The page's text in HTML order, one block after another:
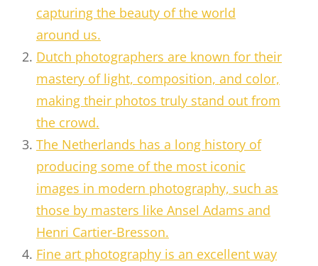
capturing the beauty of the world
around us.
Dutch photographers are known for their
mastery of light, composition, and color,
making their photos truly stand out from
the crowd.
The Netherlands has a long history of
producing some of the most iconic
images in modern photography, such as
those by masters like Ansel Adams and
Henri Cartier-Bresson.
Fine art photography is an excellent way